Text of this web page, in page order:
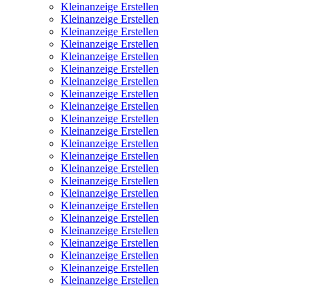
Kleinanzeige Erstellen
Kleinanzeige Erstellen
Kleinanzeige Erstellen
Kleinanzeige Erstellen
Kleinanzeige Erstellen
Kleinanzeige Erstellen
Kleinanzeige Erstellen
Kleinanzeige Erstellen
Kleinanzeige Erstellen
Kleinanzeige Erstellen
Kleinanzeige Erstellen
Kleinanzeige Erstellen
Kleinanzeige Erstellen
Kleinanzeige Erstellen
Kleinanzeige Erstellen
Kleinanzeige Erstellen
Kleinanzeige Erstellen
Kleinanzeige Erstellen
Kleinanzeige Erstellen
Kleinanzeige Erstellen
Kleinanzeige Erstellen
Kleinanzeige Erstellen
Kleinanzeige Erstellen